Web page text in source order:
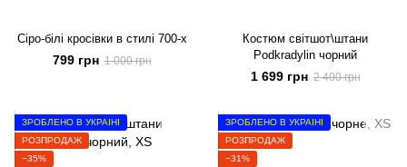
Сіро-білі кросівки в стилі 700-х
799 грн 1 000 грн
Костюм світшот\штани
Podkradylin чорний
1 699 грн 2 400 грн
ЗРОБЛЕНО В УКРАЇНІ
РОЗПРОДАЖ
−35%
ЗРОБЛЕНО В УКРАЇНІ
РОЗПРОДАЖ
−31%